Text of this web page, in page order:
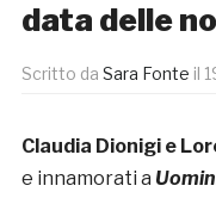
data delle
Scritto da Sara Fonte il
Claudia Dionigi e
e innamorati a